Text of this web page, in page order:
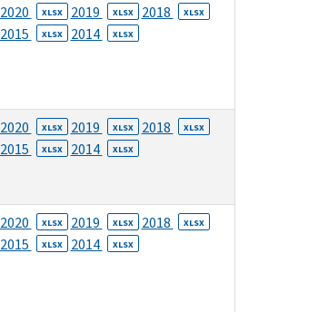
2020 XLSX 2019 XLSX 2018 XLSX
2015 XLSX 2014 XLSX
2020 XLSX 2019 XLSX 2018 XLSX
2015 XLSX 2014 XLSX
2020 XLSX 2019 XLSX 2018 XLSX
2015 XLSX 2014 XLSX